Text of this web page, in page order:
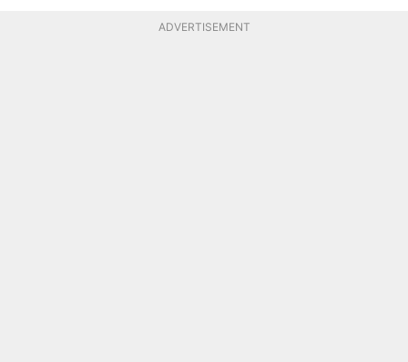
ADVERTISEMENT